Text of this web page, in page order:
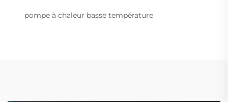
pompe à chaleur basse température